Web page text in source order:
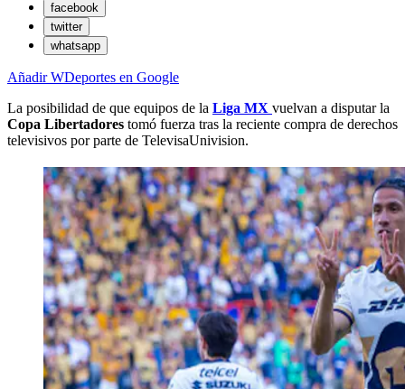
facebook
twitter
whatsapp
Añadir WDeportes en Google
La posibilidad de que equipos de la Liga MX vuelvan a disputar la
Copa Libertadores tomó fuerza tras la reciente compra de derechos
televisivos por parte de TelevisaUnivision.